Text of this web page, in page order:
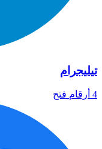
تيليجرام
4 أرقام فتح